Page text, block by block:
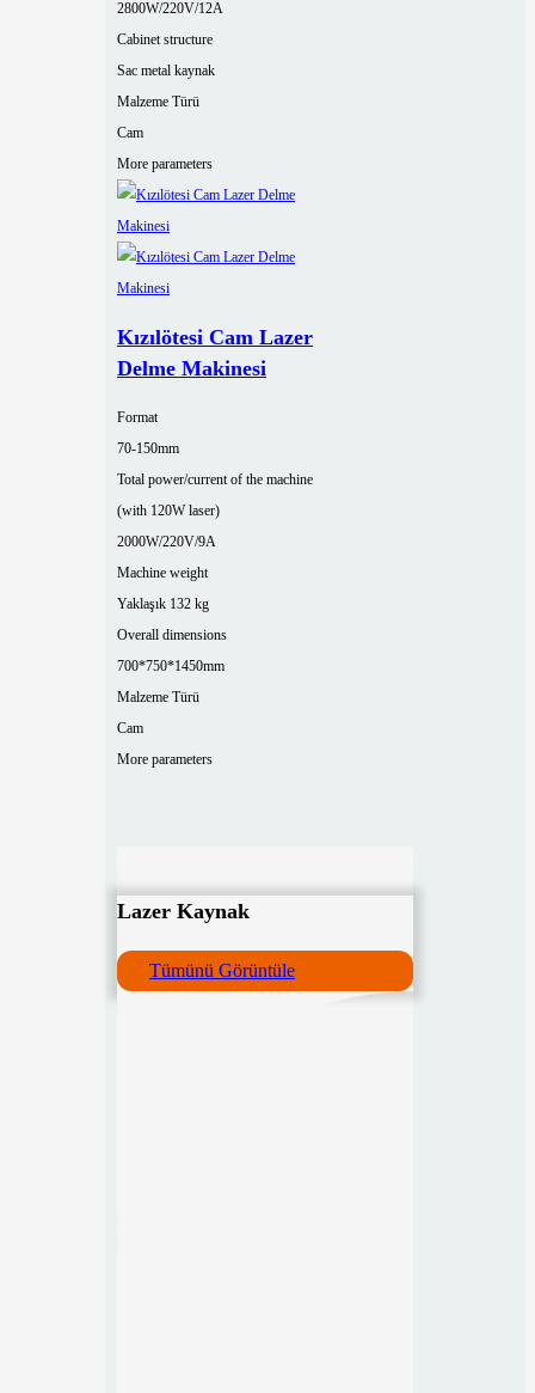
2800W/220V/12A
Cabinet structure
Sac metal kaynak
Malzeme Türü
Cam
More parameters
Kızılötesi Cam Lazer
Delme Makinesi
Format
70-150mm
Total power/current of the machine
(with 120W laser)
2000W/220V/9A
Machine weight
Yaklaşık 132 kg
Overall dimensions
700*750*1450mm
Malzeme Türü
Cam
More parameters
Lazer Kaynak
Tümünü Görüntüle